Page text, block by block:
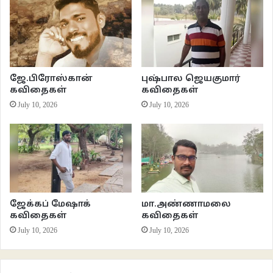
ஒரு அப்பமோ பிரார்த்தனையோ
என்னை பரிசுத்தமாக்காது
ஒவ்வொரு முறையும்
பூதத்திடம் சொல்கிறேன்
என்னைத் தின்றுவிடு என்று
ஒரு காதல் எனக்குள்
எல்லாவற்றையும் கொண்டுவந்துவிடுகிறது
வேண்டிய நிலையில்
நான் இருக்கிறேன்
உனது கண்ணீர்த்துளி
என் துயரங்கள் அனைத்தையும்
தான் படைத்த உலகில்
சாத்தானின் பாத்திரத்தையும்
நிகழ்வின் சூட்சுமங்களைப் பற்றிய
ஜே.பிரோஸ்கான்
கவிதைகள்
July 10, 2026
புஷ்பால ஜெயகுமார்
கவிதைகள்
July 10, 2026
ஜேக்கப் மேஷாக்
கவிதைகள்
July 10, 2026
மா.அண்ணாமலை
கவிதைகள்
July 10, 2026